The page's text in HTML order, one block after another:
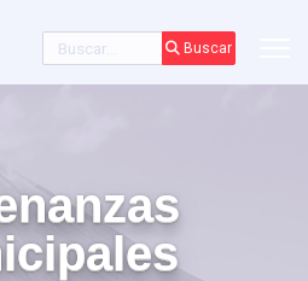
Buscar Buscar